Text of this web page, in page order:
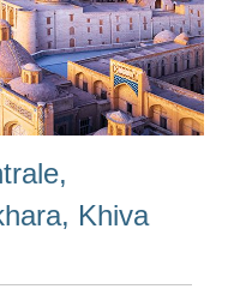
Khiva